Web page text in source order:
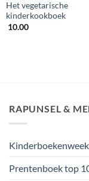
Het vegetarische
kinderkookboek
10.00
RAPUNSEL &
Prentenboek top